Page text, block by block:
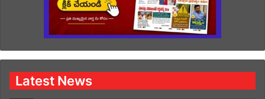
Latest News